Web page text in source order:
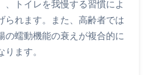
、トイレを我慢する習慣によ
られます。また、高齢者では
の蠕動機能の衰えが複合的に
ます。